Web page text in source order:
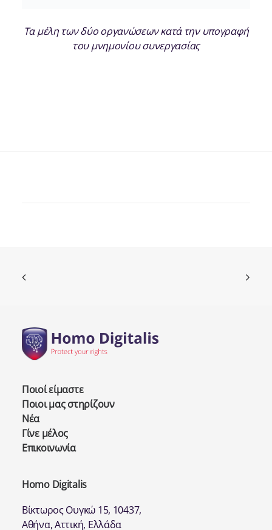
Τα μέλη των δύο οργανώσεων κατά την υπογραφή
του μνημονίου συνεργασίας
Ποιοί είμαστε
Ποιοι μας στηρίζουν
Νέα
Γίνε μέλος
Επικοινωνία
Homo Digitalis
Βίκτωρος Ουγκώ 15, 10437,
Αθήνα, Αττική, Ελλάδα